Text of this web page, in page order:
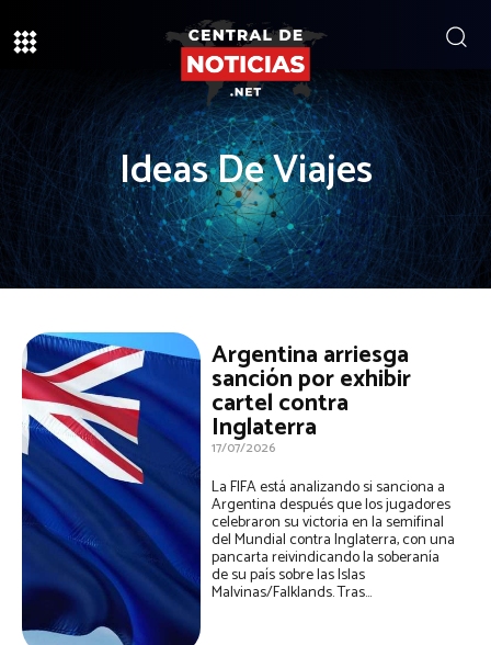
Ideas De Viajes
Argentina arriesga
sanción por exhibir
cartel contra
Inglaterra
17/07/2026
La FIFA está analizando si sanciona a
Argentina después que los jugadores
celebraron su victoria en la semifinal
del Mundial contra Inglaterra, con una
pancarta reivindicando la soberanía
de su país sobre las Islas
Malvinas/Falklands. Tras...